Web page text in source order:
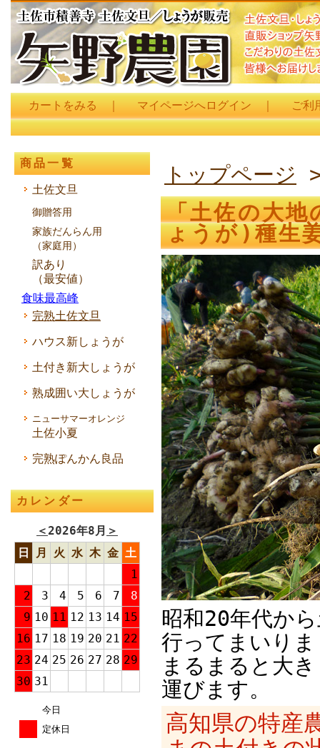
カートをみる ｜ マイページへログイン ｜ ご利
商品一覧
土佐文旦
御贈答用
家族だんらん用
（家庭用）
訳あり
（最安値）
食味最高峰
完熟土佐文旦
ハウス新しょうが
土付き新大しょうが
熟成囲い大しょうが
ニューサマーオレンジ
土佐小夏
完熟ぽんかん良品
カレンダー
＜ 2026年8月 ＞
日
月 火 水 木 金 土
1
2
3 4 5 6 7
8
9 10 11 12 13 14 15
16 17 18 19 20 21 22
23 24 25 26 27 28 29
30 31
今日
定休日
トップページ
「土佐の大
ょうが)種生
昭和20年代か
行ってまいり
まるまると大
運びます。
高知県の特産